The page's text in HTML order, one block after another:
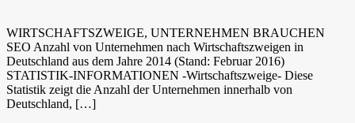
WIRTSCHAFTSZWEIGE, UNTERNEHMEN BRAUCHEN
SEO Anzahl von Unternehmen nach Wirtschaftszweigen in
Deutschland aus dem Jahre 2014 (Stand: Februar 2016)
STATISTIK-INFORMATIONEN -Wirtschaftszweige- Diese
Statistik zeigt die Anzahl der Unternehmen innerhalb von
Deutschland, […]